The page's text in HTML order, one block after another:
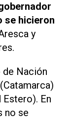
se hicieron
y
Nación
(Catamarca)
Estero). En
no se